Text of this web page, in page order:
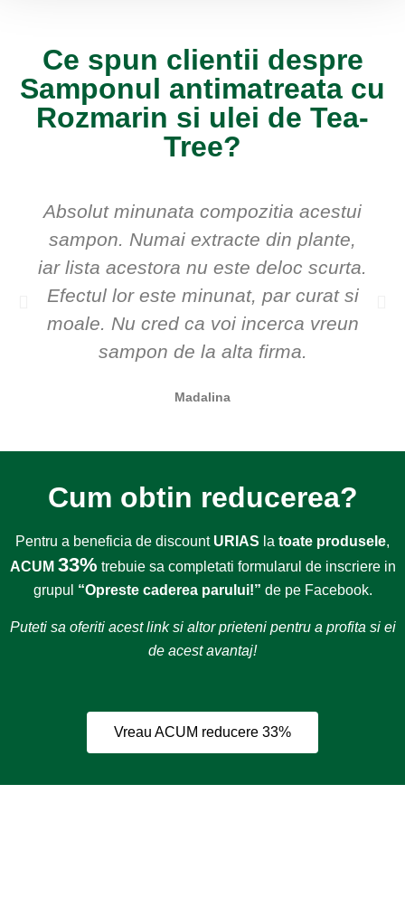
Ce spun clientii despre
Samponul antimatreata cu
Rozmarin si ulei de Tea-
Tree?
Absolut minunata compozitia acestui
sampon. Numai extracte din plante,
iar lista acestora nu este deloc scurta.
Efectul lor este minunat, par curat si
moale. Nu cred ca voi incerca vreun
sampon de la alta firma.
Madalina
Cum obtin reducerea?
Pentru a beneficia de discount URIAS la toate produsele,
ACUM 33% trebuie sa completati formularul de inscriere in
grupul “Opreste caderea parului!” de pe Facebook.
Puteti sa oferiti acest link si altor prieteni pentru a profita si ei
de acest avantaj!
Vreau ACUM reducere 33%